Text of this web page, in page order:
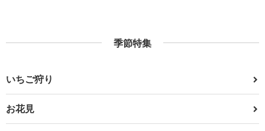
季節特集
いちご狩り
お花見